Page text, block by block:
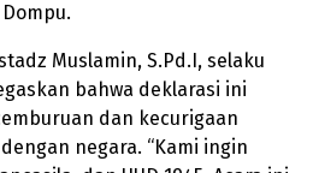
Muslamin, S.Pd.I, selaku
bahwa deklarasi ini
dan kecurigaan
negara. “Kami ingin